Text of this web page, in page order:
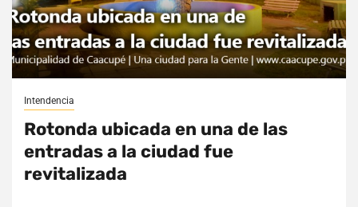
Intendencia
Rotonda ubicada en una de las
entradas a la ciudad fue
revitalizada